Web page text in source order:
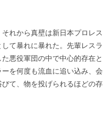
れから真壁は新日本プロレス
て暴れに暴れた。先輩レスラ
悪役軍団の中で中心的存在と
を何度も流血に追い込み、会
て、物を投げられるほどの存